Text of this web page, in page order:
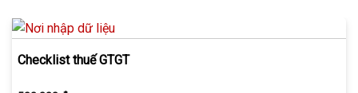
Checklist thuế GTGT